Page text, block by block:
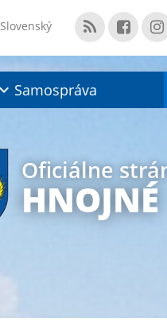
Slovenský
Samospráva
Oficiálne
HNOJNÉ